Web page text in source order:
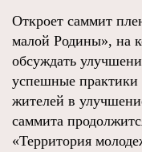
Откроет саммит
малой Родины», на
обсуждать
успешные практики
жителей в
саммита
«Территория